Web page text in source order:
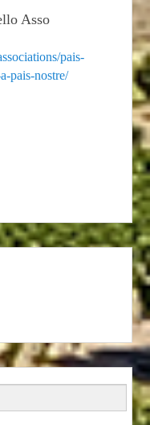
Asso
pais-
pais-nostre/